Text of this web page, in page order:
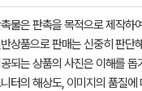
물은 판촉을 목적으로 제작하
상품으로 판매는 신중히 판단
되는 상품의 사진은 이해를
터의 해상도, 이미지의 품질